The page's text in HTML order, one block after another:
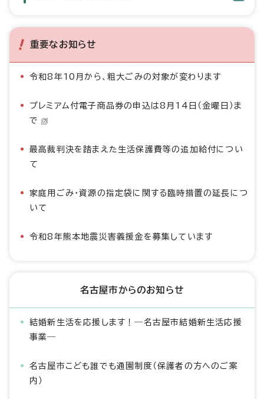
重要なお知らせ
令和8年10月から、粗大ごみの対象が変わります
プレミアム付電子商品券の申込は8月14日（金曜日）ま
で
最高裁判決を踏まえた生活保護費等の追加給付につい
て
家庭用ごみ・資源の指定袋に関する臨時措置の延長につ
いて
令和8年熊本地震災害義援金を募集しています
名古屋市からのお知らせ
結婚新生活を応援します！―名古屋市結婚新生活応援
事業―
名古屋市こども誰でも通園制度（保護者の方へのご案
内）